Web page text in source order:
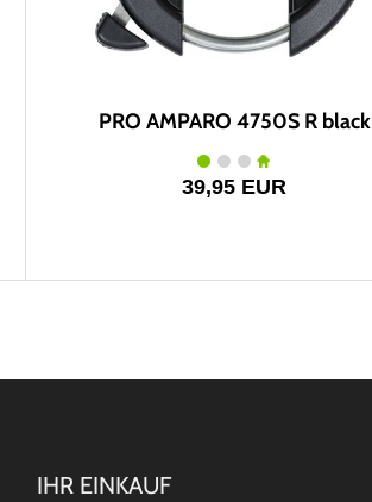
PRO AMPARO 4750S R black
39,95 EUR
IHR EINKAUF